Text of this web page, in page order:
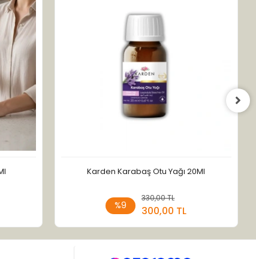
Karden Karabaş Otu Yağı 20Ml
%9
330,00 TL
300,00 TL
Sepete Ekle